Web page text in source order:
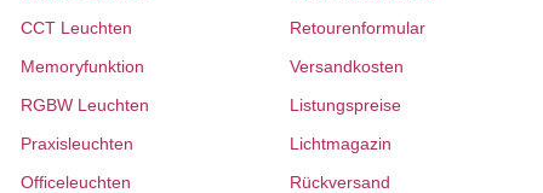
CCT Leuchten
Memoryfunktion
RGBW Leuchten
Praxisleuchten
Officeleuchten
Retourenformular
Versandkosten
Listungspreise
Lichtmagazin
Rückversand